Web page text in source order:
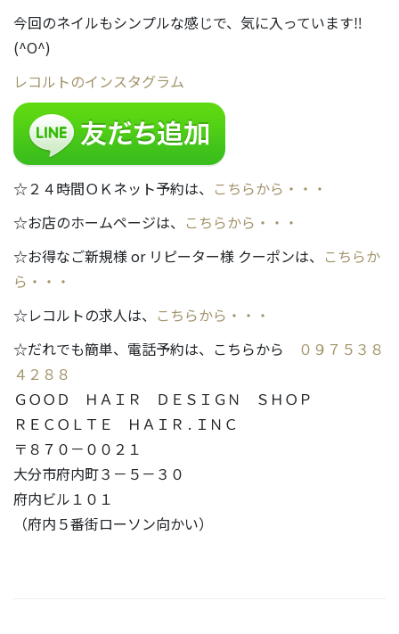
今回のネイルもシンプルな感じで、気に入っています‼
(^O^)
レコルトのインスタグラム
☆２４時間ＯＫネット予約は、 こちらから・・・
☆お店のホームページは、 こちらから・・・
☆お得なご新規様 or リピーター様 クーポンは、 こちらか
ら・・・
☆レコルトの求人は、 こちらから・・・
☆だれでも簡単、電話予約は、こちらから
０９７５３８
４２８８
ＧＯＯＤ ＨＡＩＲ ＤＥＳＩＧＮ ＳＨＯＰ
ＲＥＣＯＬＴＥ ＨＡＩＲ . ＩＮＣ
〒８７０－００２１
大分市府内町３－５－３０
府内ビル１０１
（府内５番街ローソン向かい）